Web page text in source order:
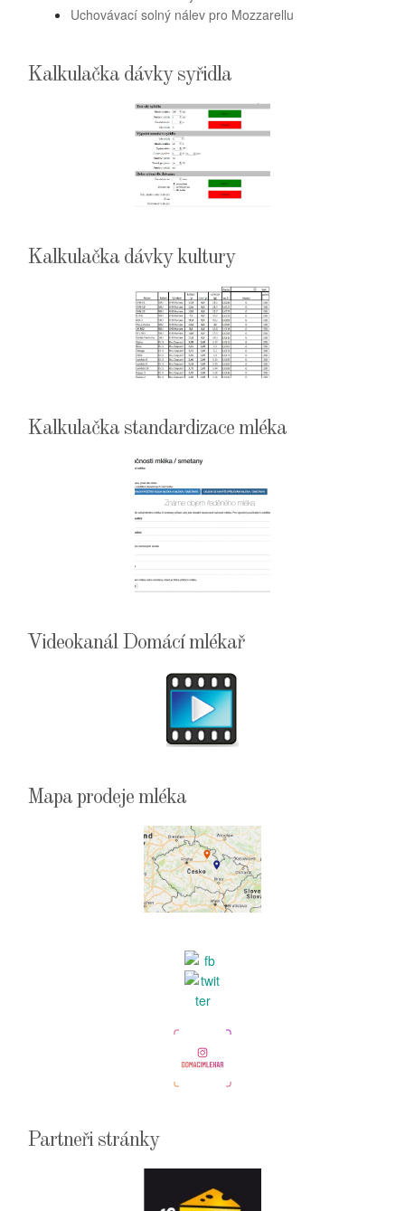
Uchovávací solný nálev pro Mozzarellu
Kalkulačka dávky syřidla
Kalkulačka dávky kultury
Kalkulačka standardizace mléka
Videokanál Domácí mlékař
Mapa prodeje mléka
Partneři stránky